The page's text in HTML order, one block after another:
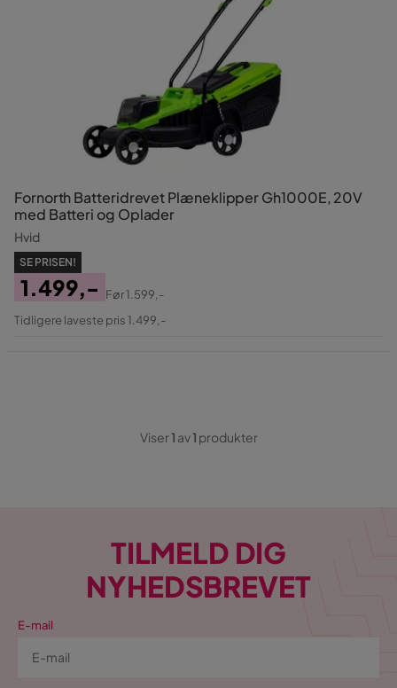
Fornorth Batteridrevet Plæneklipper Gh1000E, 20V
med Batteri og Oplader
Hvid
SE PRISEN!
Pris
1.499,-
Original
Før1.599,-
Tidligere laveste pris 1.499,-
Viser1 av1 produkter
TILMELD DIG
NYHEDSBREVET
E-mail